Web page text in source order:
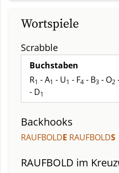
Wortspiele
Scrabble
Buchstaben
R1 - A1 - U1 - F4 - B3 - O2
- D1
Backhooks
RAUFBOLDE RAUFBOLDS
RAUFBOLD im